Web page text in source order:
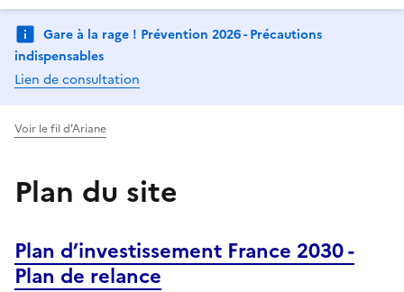
Gare à la rage ! Prévention 2026 - Précautions
indispensables
Lien de consultation
Voir le fil d'Ariane
Plan du site
Plan d’investissement France 2030 -
Plan de relance